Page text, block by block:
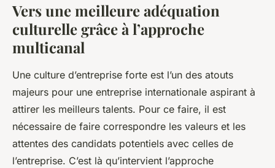
Vers une meilleure adéquation
culturelle grâce à l’approche
multicanal
Une culture d’entreprise forte est l’un des atouts
majeurs pour une entreprise internationale aspirant à
attirer les meilleurs talents. Pour ce faire, il est
nécessaire de faire correspondre les valeurs et les
attentes des candidats potentiels avec celles de
l’entreprise. C’est là qu’intervient l’approche